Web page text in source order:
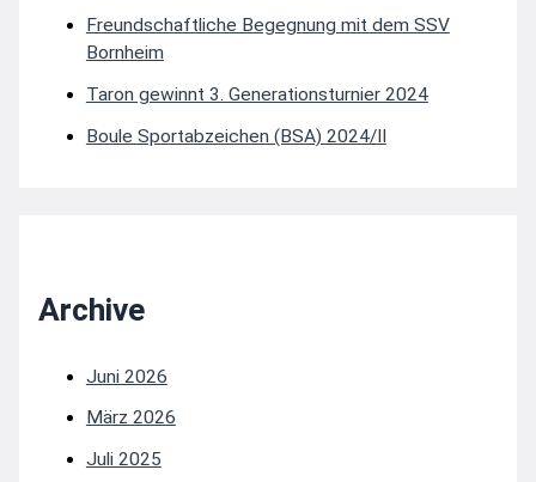
Freundschaftliche Begegnung mit dem SSV
Bornheim
Taron gewinnt 3. Generationsturnier 2024
Boule Sportabzeichen (BSA) 2024/II
Archive
Juni 2026
März 2026
Juli 2025